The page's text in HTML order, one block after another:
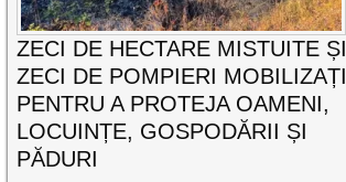
ZECI DE HECTARE MISTUITE ȘI
ZECI DE POMPIERI MOBILIZAȚI
PENTRU A PROTEJA OAMENI,
LOCUINȚE, GOSPODĂRII ȘI
PĂDURI